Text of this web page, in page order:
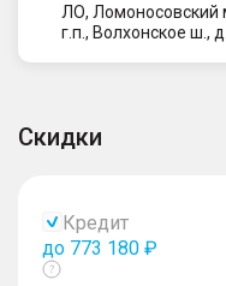
ЛО, Ломоносовский
г.п., Волхонское ш.,
Скидки
Кредит
до 773 180 ₽
Показать